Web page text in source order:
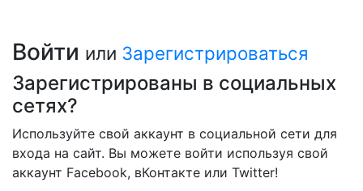
Войти или Зарегистрироваться
Зарегистрированы в социальных
сетях?
Используйте свой аккаунт в социальной сети для
входа на сайт. Вы можете войти используя свой
аккаунт Facebook, вКонтакте или Twitter!